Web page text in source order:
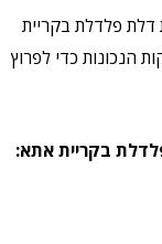
דלת פלדלת בקריית
הנכונות כדי לפרוץ
בקריית אתא: